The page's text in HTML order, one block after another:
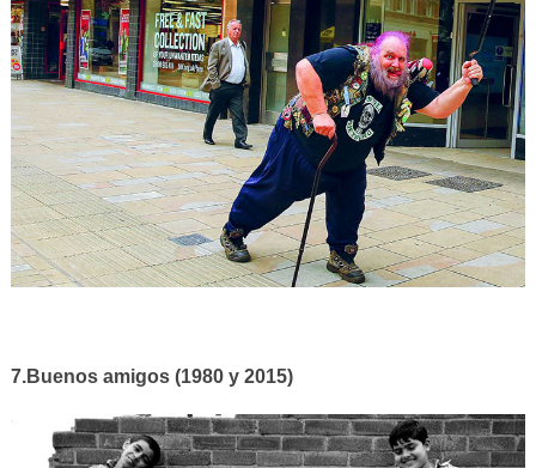
7.Buenos amigos (1980 y 2015)